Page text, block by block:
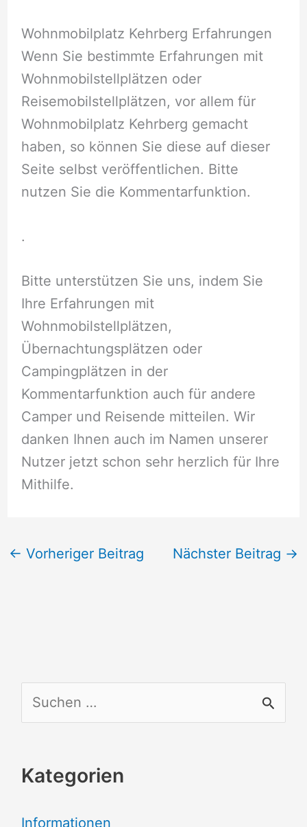
Wohnmobilplatz Kehrberg Erfahrungen
Wenn Sie bestimmte Erfahrungen mit
Wohnmobilstellplätzen oder
Reisemobilstellplätzen, vor allem für
Wohnmobilplatz Kehrberg gemacht
haben, so können Sie diese auf dieser
Seite selbst veröffentlichen. Bitte
nutzen Sie die Kommentarfunktion.
.
Bitte unterstützen Sie uns, indem Sie
Ihre Erfahrungen mit
Wohnmobilstellplätzen,
Übernachtungsplätzen oder
Campingplätzen in der
Kommentarfunktion auch für andere
Camper und Reisende mitteilen. Wir
danken Ihnen auch im Namen unserer
Nutzer jetzt schon sehr herzlich für Ihre
Mithilfe.
← Vorheriger Beitrag Nächster Beitrag →
u
h
Kategorien
Informationen